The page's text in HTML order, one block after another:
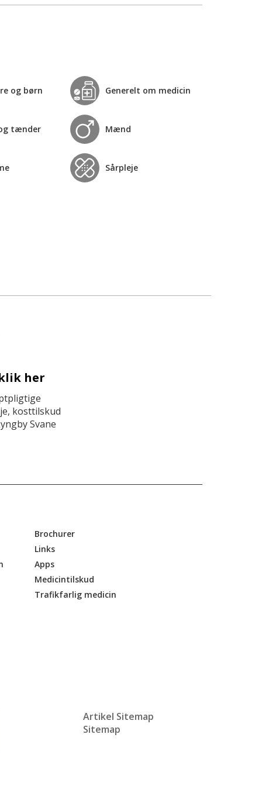
og børn Generelt om medicin
tænder Mænd
Sårpleje
her
kosttilskud
Svane
Brochurer
Links
Apps
Medicintilskud
Trafikfarlig medicin
Artikel Sitemap
Sitemap